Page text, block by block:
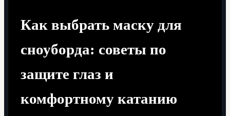
Как выбрать маску для
сноуборда: советы по
защите глаз и
комфортному катанию